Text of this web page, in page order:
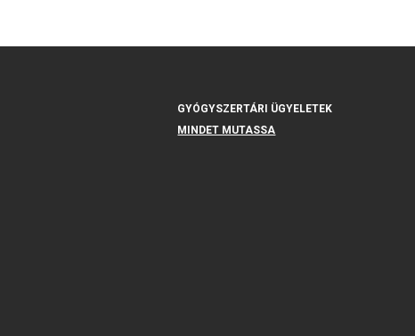
GYÓGYSZERTÁRI ÜGYELETEK
MINDET MUTASSA